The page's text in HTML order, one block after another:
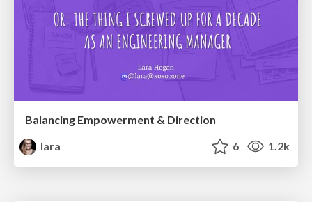
Balancing Empowerment & Direction
lara
6 1.2k